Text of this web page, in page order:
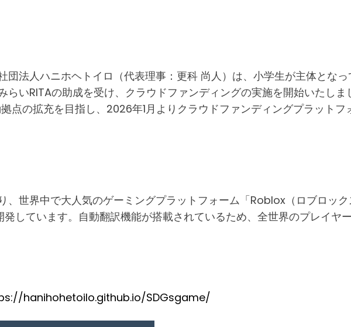
法人ハニホヘトイロ（代表理事：更科 尚人）は、小学生が主体とな
いRITAの助成を受け、クラウドファンディングの実施を開始いたしま
点の拡充を目指し、2026年1月よりクラウドファンディングプラット
世界中で大人気のゲーミングプラットフォーム「Roblox（ロブロッ
しています。自動翻訳機能が搭載されているため、全世界のプレイヤ
hanihohetoilo.github.io/SDGsgame/